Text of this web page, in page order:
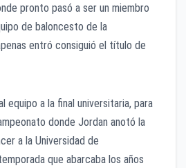
pronto pasó a ser un miembro
de baloncesto de la
entró consiguió el título de
equipo a la final universitaria, para
donde Jordan anotó la
a la Universidad de
que abarcaba los años